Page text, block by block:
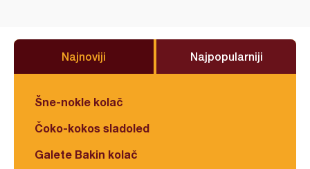
Najnoviji Najpopularniji
Šne-nokle kolač
Čoko-kokos sladoled
Galete Bakin kolač